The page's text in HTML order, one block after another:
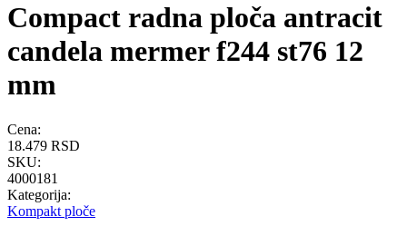
Compact radna ploča antracit
candela mermer f244 st76 12
mm
Cena:
18.479 RSD
SKU:
4000181
Kategorija:
Kompakt ploče